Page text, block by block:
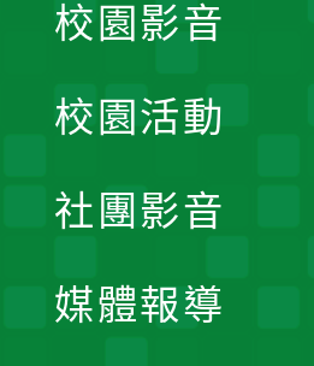
校園影音
校園活動
社團影音
媒體報導